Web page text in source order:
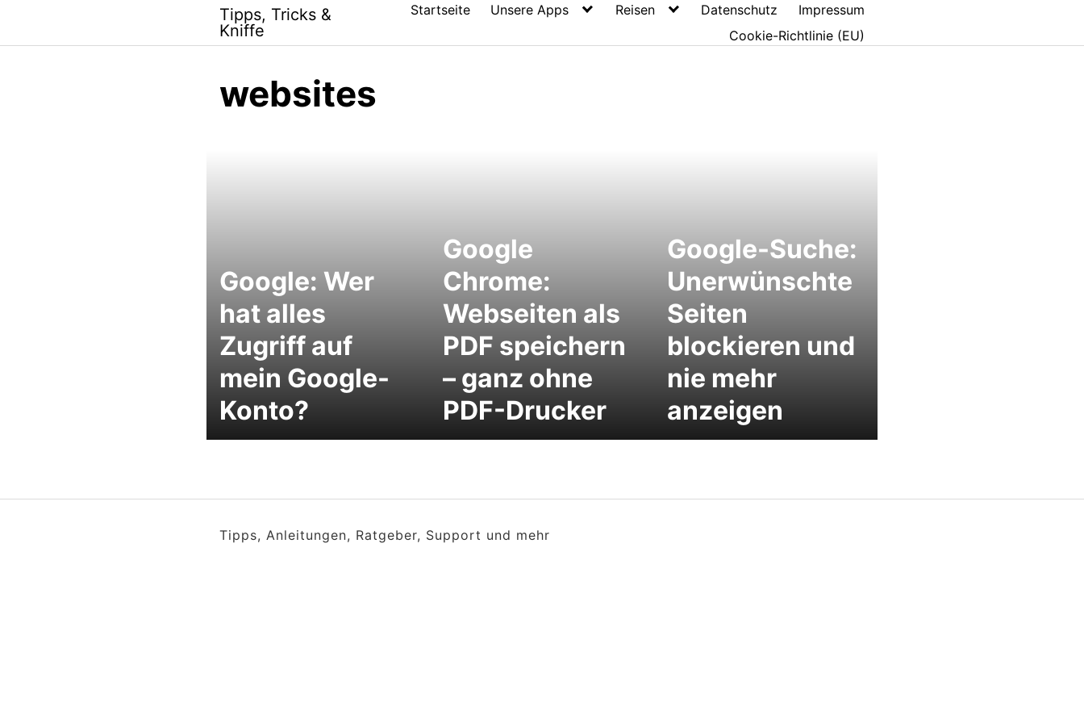
content
Tipps, Tricks &
Kniffe
Startseite Unsere Apps Reisen Datenschutz
Impressum
Cookie-Richtlinie (EU)
websites
Google: Wer
hat alles
Zugriff auf
mein Google-
Konto?
Google
Chrome:
Webseiten als
PDF speichern
– ganz ohne
PDF-Drucker
Google-Suche:
Unerwünschte
Seiten
blockieren und
nie mehr
anzeigen
Tipps, Anleitungen, Ratgeber, Support und mehr